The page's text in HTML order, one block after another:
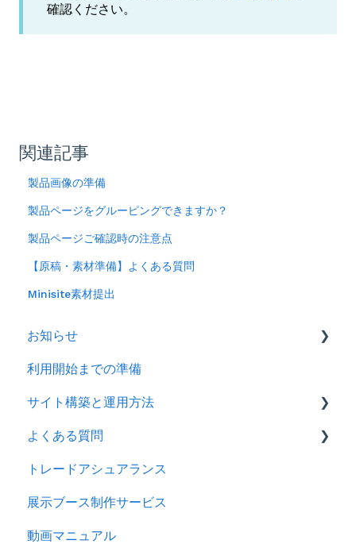
確認ください。
関連記事
製品画像の準備
製品ページをグルーピングできますか？
製品ページご確認時の注意点
【原稿・素材準備】よくある質問
Minisite素材提出
お知らせ
2026年
2025年
2024年
利用開始までの準備
サイト構築と運用方法
会社情報を登録する
製品ページ登録の準備をする
製品ページを登録する
バイヤーからのメッセージに返信する
よくある質問
ログイン
アカウント
製品情報
トレードアシュアランス
展示ブース制作サービス
動画マニュアル